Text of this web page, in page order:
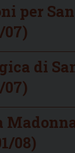
per
di
08)